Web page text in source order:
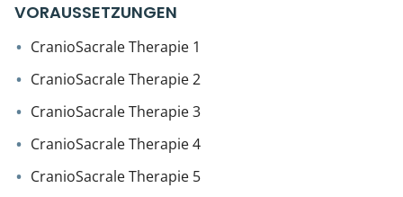
VORAUSSETZUNGEN
CranioSacrale Therapie 1
CranioSacrale Therapie 2
CranioSacrale Therapie 3
CranioSacrale Therapie 4
CranioSacrale Therapie 5
Postgraduate- & Spezialkurse
Kiefergelenkkurse
Human Reset Week
Kursorte mit Kursangeboten